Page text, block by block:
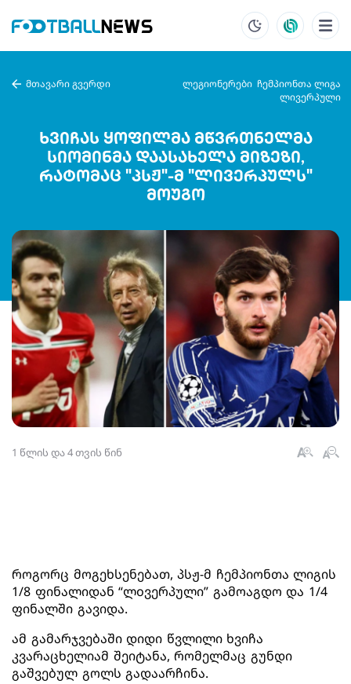
მთავარი გვერდი ლეგიონერები ჩემპიონთა ლიგა
ლივერპული
ხვიჩას ყოფილმა მწვრთნელმა
სიომინმა დაასახელა მიზეზი,
რატომაც "პსჟ"-მ "ლივერპულს"
მოუგო
1 წლის და 4 თვის წინ
როგორც მოგეხსენებათ, პსჟ-მ ჩემპიონთა ლიგის
1/8 ფინალიდან “ლoვერპული” გამოაგდო და 1/4
ფინალში გავიდა.
ამ გამარჯვებაში დიდი წვლილი ხვიჩა
კვარაცხელიამ შეიტანა, რომელმაც გუნდი
გაშვებულ გოლს გადაარჩინა.